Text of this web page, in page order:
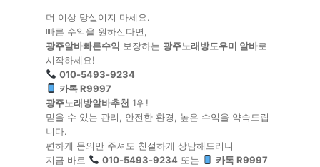
더 이상 망설이지 마세요.
빠른 수익을 원하신다면,
광주알바빠른수익 보장하는 광주노래방도우미 알바로
시작하세요!
010-5493-9234
카톡 R9997
광주노래방알바추천 1위!
믿을 수 있는 관리, 안전한 환경, 높은 수익을 약속드립
니다.
편하게 문의만 주셔도 친절하게 상담해드리니
지금 바로
010-5493-9234 또는
카톡 R9997